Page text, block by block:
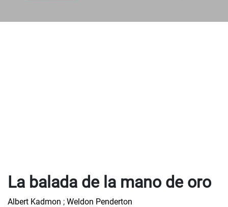
La balada de la mano de oro
Albert Kadmon ; Weldon Penderton